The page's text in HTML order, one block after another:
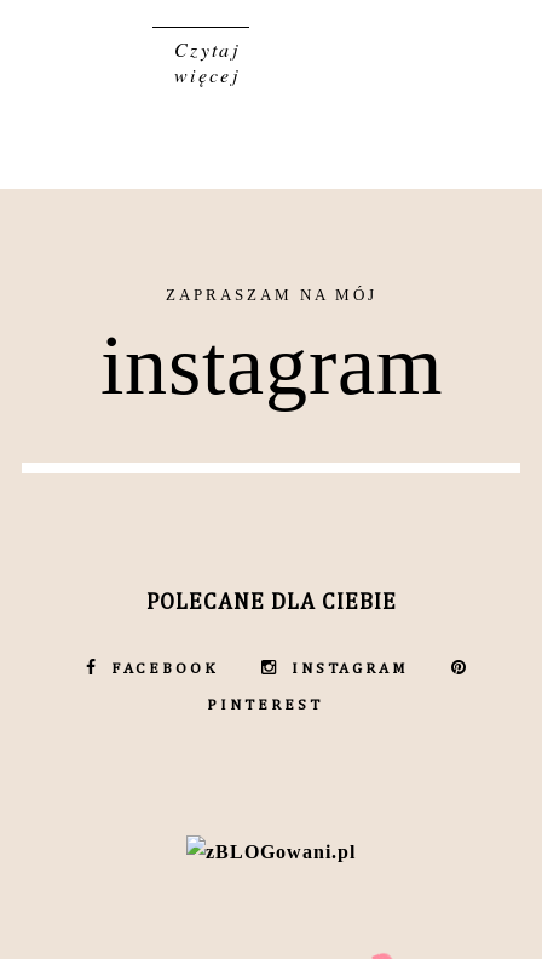
Czytaj
więcej
instagram
POLECANE DLA CIEBIE
FACEBOOK INSTAGRAM
PINTEREST